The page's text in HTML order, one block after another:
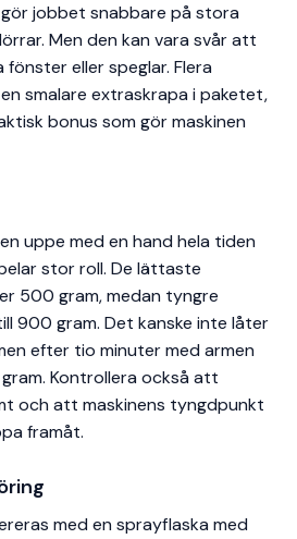
jobbet snabbare på stora
Men den kan vara svår att
eller speglar. Flera
smalare extraskrapa i paketet,
bonus som gör maskinen
uppe med en hand hela tiden
stor roll. De lättaste
500 gram, medan tyngre
900 gram. Det kanske inte låter
efter tio minuter med armen
Kontrollera också att
och att maskinens tyngdpunkt
framåt.
med en sprayflaska med